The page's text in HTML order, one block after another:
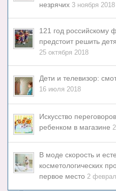
незрячих 3 ноября 2018
121 год российскому
предстоит решить
25 октября 2018
Дети и телевизор:
16 июля 2018
Искусство
ребенком в магазине
В моде скорость и
косметологических
первое место 2